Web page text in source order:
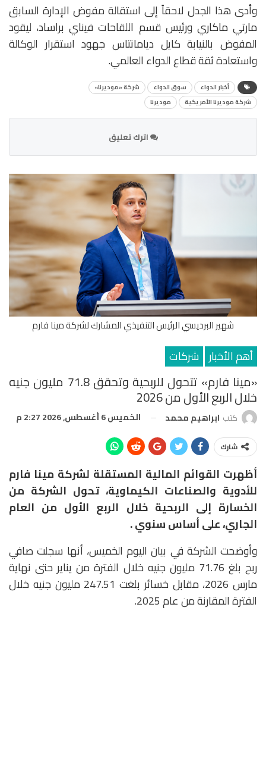
وأدى هذا الجدل لاحقاً إلى استقالة مفوض الإدارة السابق
مارتي ماكاري ورئيس قسم اللقاحات فيناي براساد، ليقود
المفوض بالنيابة كايل ديامانتاس جهود استقرار الوكالة
واستعادة ثقة قطاع الدواء العالمي.
أخبار الدواء سوق الدواء
شركة «موديرنا»
شركة موديرنا الأمريكية
موديرنا
اترك تعليق
شهير البرديسي الرئيس التنفيذي المشارك لشركة مينا فارم
أهم الأخبار شركات
«مينا فارم» تتحول للربحية وتحقق 71.8 مليون جنيه
خلال الربع الأول من 2026
كتب ابراهيم محمد الخميس 6 أغسطس, 2026 2:27 م
شارك
أظهرت القوائم المالية المستقلة لشركة مينا فارم
للأدوية والصناعات الكيماوية، تحول الشركة من
الخسارة إلى الربحية خلال الربع الأول من العام
الجاري، على أساس سنوي .
وأوضحت الشركة في بيان اليوم الخميس، أنها سجلت صافي
ربح بلغ 71.76 مليون جنيه خلال الفترة من يناير حتى نهاية
مارس 2026، مقابل خسائر بلغت 247.51 مليون جنيه خلال
الفترة المقارنة من عام 2025.